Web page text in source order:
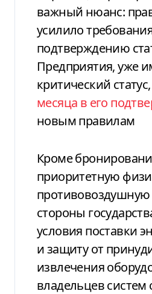
важный нюанс:
усилило
подтверждению
Предприятия, уже
критический
месяца в его
новым правилам
Кроме
приоритетную
противовоздушную
стороны
условия поставки
и защиту от
извлечения
владельцев